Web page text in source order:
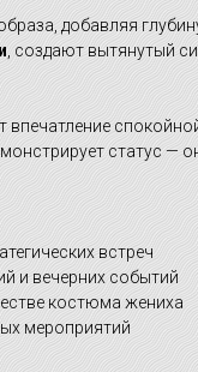
добавляя
, создают вытянутый
статус —
встреч
и вечерних событий
костюма жениха
мероприятий